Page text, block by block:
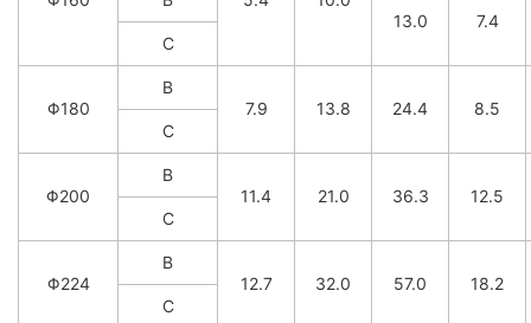
13.0
7.4
C
Φ180
B
7.9
13.8 24.4
8.5
C
Φ200
B
11.4
21.0 36.3
12.5
C
Φ224
B
12.7
32.0 57.0
18.2
C